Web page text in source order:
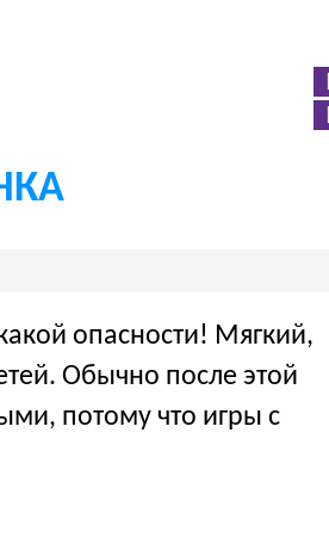
опасности! Мягкий,
Обычно после этой
потому что игры с